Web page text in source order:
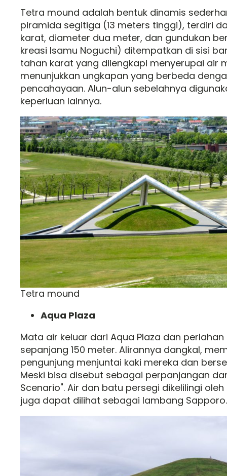
Tetra mound adalah bentuk dinamis
piramida segitiga (13 meters tinggi), terdiri
karat, diameter dua meter, dan gundukan
kreasi Isamu Noguchi) ditempatkan di sisi
tahan karat yang dilengkapi menyerupai air
menunjukkan ungkapan yang berbeda
pencahayaan. Alun-alun sebelahnya
keperluan lainnya.
Tetra mound
Aqua Plaza
Mata air keluar dari Aqua Plaza dan
sepanjang 150 meter. Alirannya dangkal,
pengunjung menjuntai kaki mereka dan
Meski bisa disebut sebagai perpanjangan
Scenario". Air dan batu persegi dikelilingi
juga dapat dilihat sebagai lambang Sapporo.